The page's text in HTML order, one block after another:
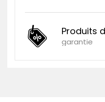
Produits
garantie